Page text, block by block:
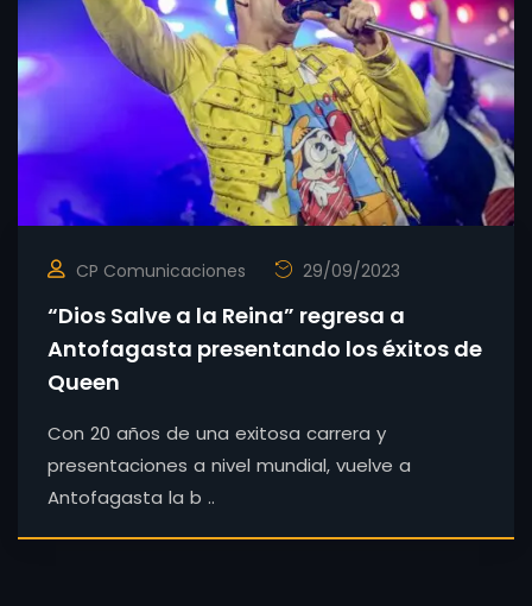
CP Comunicaciones 29/09/2023
“Dios Salve a la Reina” regresa a
Antofagasta presentando los éxitos de
Queen
Con 20 años de una exitosa carrera y
presentaciones a nivel mundial, vuelve a
Antofagasta la b ..